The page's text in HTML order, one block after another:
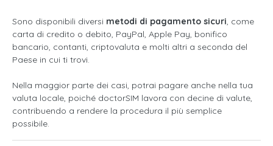
Sono disponibili diversi metodi di pagamento sicuri, come
carta di credito o debito, PayPal, Apple Pay, bonifico
bancario, contanti, criptovaluta e molti altri a seconda del
Paese in cui ti trovi.
Nella maggior parte dei casi, potrai pagare anche nella tua
valuta locale, poiché doctorSIM lavora con decine di valute,
contribuendo a rendere la procedura il più semplice
possibile.